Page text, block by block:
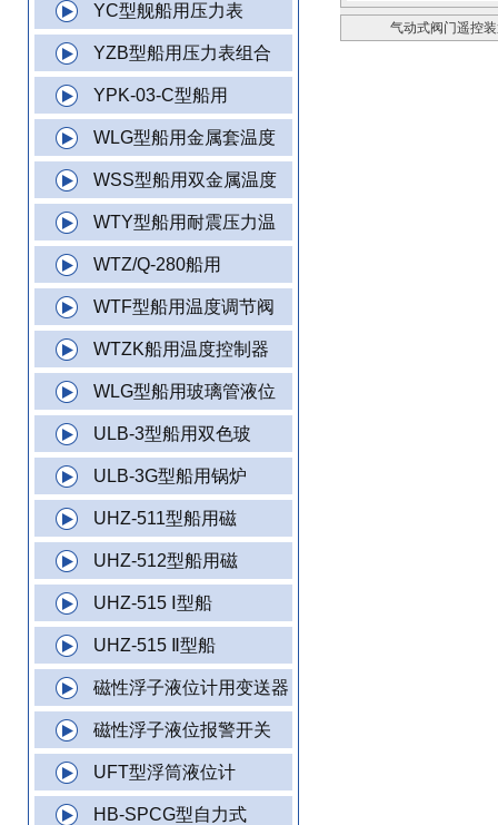
YC型舰船用压力表
YZB型船用压力表组合
YPK-03-C型船用
WLG型船用金属套温度
WSS型船用双金属温度
WTY型船用耐震压力温
WTZ/Q-280船用
WTF型船用温度调节阀
WTZK船用温度控制器
WLG型船用玻璃管液位
ULB-3型船用双色玻
ULB-3G型船用锅炉
UHZ-511型船用磁
UHZ-512型船用磁
UHZ-515 Ⅰ型船
UHZ-515 Ⅱ型船
磁性浮子液位计用变送器
磁性浮子液位报警开关
UFT型浮筒液位计
HB-SPCG型自力式
气动式阀门遥控